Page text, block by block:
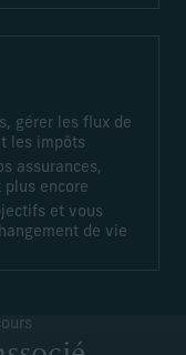
gérer les flux de
les impôts
assurances,
encore
et vous
de vie